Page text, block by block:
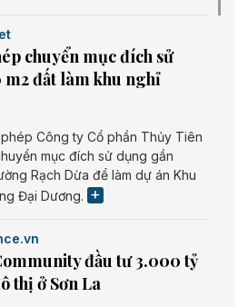
chuyển mục đích sử
m2 đất làm khu nghỉ
Công ty Cổ phần Thủy Tiên
mục đích sử dụng gần
Rạch Dừa để làm dự án Khu
Đại Dương.
đầu tư 3.000 tỷ
thị ở Sơn La